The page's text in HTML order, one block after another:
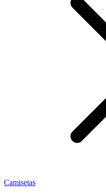
Camisetas